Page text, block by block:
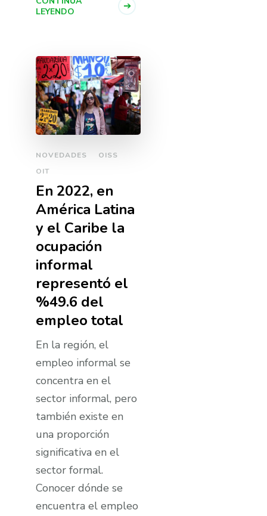
LEYENDO
NOVEDADES
OISS
OIT
En 2022, en
América Latina
y el Caribe la
ocupación
informal
representó el
%49.6 del
empleo total
En la región, el
empleo informal se
concentra en el
sector informal, pero
también existe en
una proporción
significativa en el
sector formal.
Conocer dónde se
encuentra el empleo